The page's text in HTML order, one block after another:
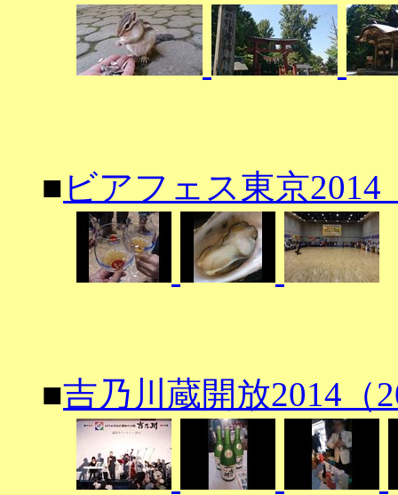
■ ビアフェス東京2014
■吉乃川蔵開放2014（